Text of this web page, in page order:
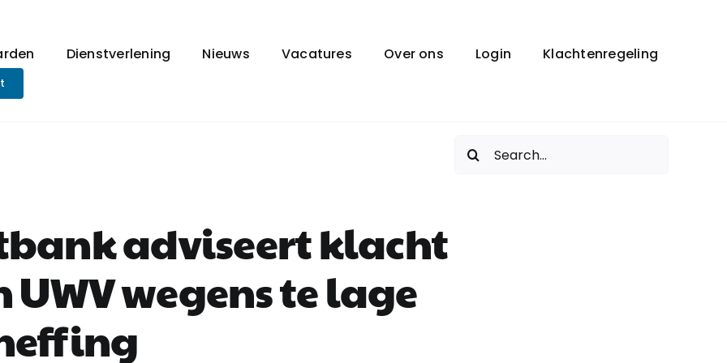
Dienstverlening Nieuws Vacatures Over ons Login Klachtenregeling
Zoeken
naar:
adviseert klacht
UWV wegens te lage